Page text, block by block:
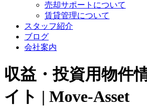
売却サポートについて
賃貸管理について
スタッフ紹介
ブログ
会社案内
収益・投資用物件
イト | Move-Asset